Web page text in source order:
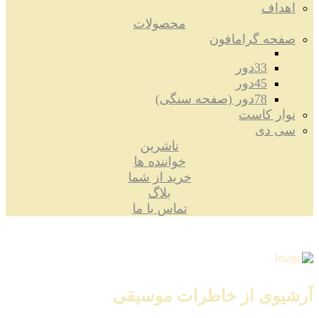
اهداف
محصولات
صفحه گرامافون
33دور
45دور
78دور (صفحه سنگی)
نوار کاست
سی دی
ناشرین
خواننده ها
خرید از شما
بلاگ
تماس با ما
آرشیوی از خاطرات موسیقی